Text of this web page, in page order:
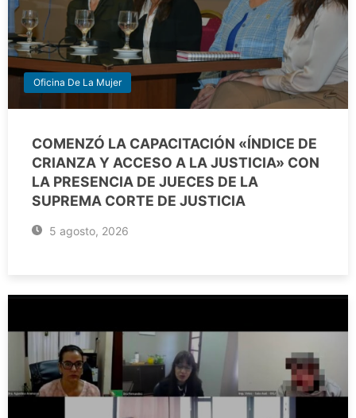
Oficina De La Mujer
COMENZÓ LA CAPACITACIÓN «ÍNDICE DE
CRIANZA Y ACCESO A LA JUSTICIA» CON
LA PRESENCIA DE JUECES DE LA
SUPREMA CORTE DE JUSTICIA
5 agosto, 2026